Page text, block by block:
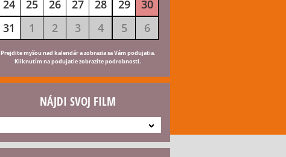
24
25 26 27 28 29
30
31
1 2 3 4 5 6
Prejdite myšou nad kalendár a zobrazia sa Vám podujatia.
Kliknutím na podujatie zobrazíte podrobnosti.
NÁJDI SVOJ FILM